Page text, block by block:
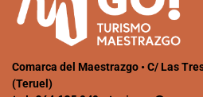
Comarca del Maestrazgo • C/ Las
(Teruel)